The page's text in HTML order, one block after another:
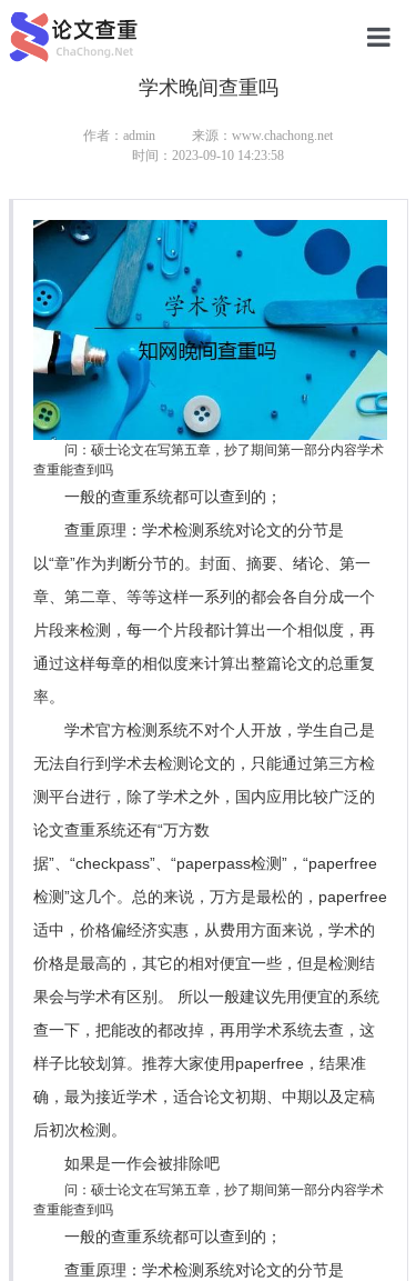
本科论文
研究生论
硕士论文
博士论文
学术晚间查重吗
作者：admin
来源：www.chachong.net
时间：2023-09-10 14:23:58
问：硕士论文在写第五章，抄了期间第一部分内容学术
查重能查到吗
一般的查重系统都可以查到的；
查重原理：学术检测系统对论文的分节是
以“章”作为判断分节的。封面、摘要、绪论、第一
章、第二章、等等这样一系列的都会各自分成一个
片段来检测，每一个片段都计算出一个相似度，再
通过这样每章的相似度来计算出整篇论文的总重复
率。
学术官方检测系统不对个人开放，学生自己是
无法自行到学术去检测论文的，只能通过第三方检
测平台进行，除了学术之外，国内应用比较广泛的
论文查重系统还有“万方数
据”、“checkpass”、“paperpass检测”，“paperfree
检测”这几个。总的来说，万方是最松的，paperfree
适中，价格偏经济实惠，从费用方面来说，学术的
价格是最高的，其它的相对便宜一些，但是检测结
果会与学术有区别。 所以一般建议先用便宜的系统
查一下，把能改的都改掉，再用学术系统去查，这
样子比较划算。推荐大家使用paperfree，结果准
确，最为接近学术，适合论文初期、中期以及定稿
后初次检测。
如果是一作会被排除吧
问：硕士论文在写第五章，抄了期间第一部分内容学术
查重能查到吗
一般的查重系统都可以查到的；
查重原理：学术检测系统对论文的分节是